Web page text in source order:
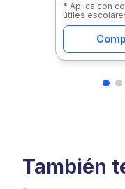
* Aplica con
útiles
También